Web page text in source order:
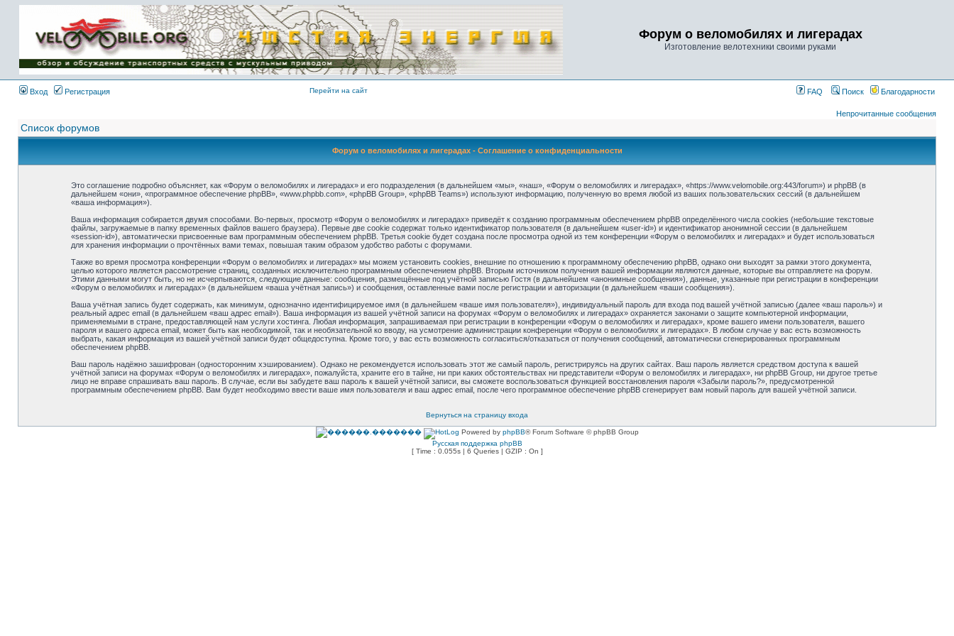
Имя пользователя:
Пароль:
{ LOG_ME_IN_SHORT
}
Форум о веломобилях и лигерадах
Изготовление велотехники своими руками
Вход Регистрация Перейти на сайт FAQ Поиск Благодарности
Непрочитанные сообщения
Список форумов
Форум о веломобилях и лигерадах - Соглашение о конфиденциальности
Это соглашение подробно объясняет, как «Форум о веломобилях и лигерадах» и его подразделения (в дальнейшем «мы», «наш», «Форум о веломобилях и лигерадах», «https://www.velomobile.org:443/forum») и phpBB (в
дальнейшем «они», «программное обеспечение phpBB», «www.phpbb.com», «phpBB Group», «phpBB Teams») используют информацию, полученную во время любой из ваших пользовательских сессий (в дальнейшем
«ваша информация»).
Ваша информация собирается двумя способами. Во-первых, просмотр «Форум о веломобилях и лигерадах» приведёт к созданию программным обеспечением phpBB определённого числа cookies (небольшие текстовые
файлы, загружаемые в папку временных файлов вашего браузера). Первые две cookie содержат только идентификатор пользователя (в дальнейшем «user-id») и идентификатор анонимной сессии (в дальнейшем
«session-id»), автоматически присвоенные вам программным обеспечением phpBB. Третья cookie будет создана после просмотра одной из тем конференции «Форум о веломобилях и лигерадах» и будет использоваться
для хранения информации о прочтённых вами темах, повышая таким образом удобство работы с форумами.
Также во время просмотра конференции «Форум о веломобилях и лигерадах» мы можем установить cookies, внешние по отношению к программному обеспечению phpBB, однако они выходят за рамки этого документа,
целью которого является рассмотрение страниц, созданных исключительно программным обеспечением phpBB. Вторым источником получения вашей информации являются данные, которые вы отправляете на форум.
Этими данными могут быть, но не исчерпываются, следующие данные: сообщения, размещённые под учётной записью Гостя (в дальнейшем «анонимные сообщения»), данные, указанные при регистрации в конференции
«Форум о веломобилях и лигерадах» (в дальнейшем «ваша учётная запись») и сообщения, оставленные вами после регистрации и авторизации (в дальнейшем «ваши сообщения»).
Ваша учётная запись будет содержать, как минимум, однозначно идентифицируемое имя (в дальнейшем «ваше имя пользователя»), индивидуальный пароль для входа под вашей учётной записью (далее «ваш пароль») и
реальный адрес email (в дальнейшем «ваш адрес email»). Ваша информация из вашей учётной записи на форумах «Форум о веломобилях и лигерадах» охраняется законами о защите компьютерной информации,
применяемыми в стране, предоставляющей нам услуги хостинга. Любая информация, запрашиваемая при регистрации в конференции «Форум о веломобилях и лигерадах», кроме вашего имени пользователя, вашего
пароля и вашего адреса email, может быть как необходимой, так и необязательной ко вводу, на усмотрение администрации конференции «Форум о веломобилях и лигерадах». В любом случае у вас есть возможность
выбрать, какая информация из вашей учётной записи будет общедоступна. Кроме того, у вас есть возможность согласиться/отказаться от получения сообщений, автоматически сгенерированных программным
обеспечением phpBB.
Ваш пароль надёжно зашифрован (односторонним хэшированием). Однако не рекомендуется использовать этот же самый пароль, регистрируясь на других сайтах. Ваш пароль является средством доступа к вашей
учётной записи на форумах «Форум о веломобилях и лигерадах», пожалуйста, храните его в тайне, ни при каких обстоятельствах ни представители «Форум о веломобилях и лигерадах», ни phpBB Group, ни другое третье
лицо не вправе спрашивать ваш пароль. В случае, если вы забудете ваш пароль к вашей учётной записи, вы сможете воспользоваться функцией восстановления пароля «Забыли пароль?», предусмотренной
программным обеспечением phpBB. Вам будет необходимо ввести ваше имя пользователя и ваш адрес email, после чего программное обеспечение phpBB сгенерирует вам новый пароль для вашей учётной записи.
Вернуться на страницу входа
Powered by phpBB® Forum Software © phpBB Group
Русская поддержка phpBB
[ Time : 0.055s | 6 Queries | GZIP : On ]